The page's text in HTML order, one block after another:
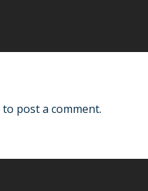
to post a comment.